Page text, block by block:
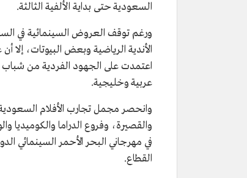
السعودية حتى بداية الألفية الثالثة.
ورغم توقف العروض السينمائية في
الأندية الرياضية وبعض البيوتات،
اعتمدت على الجهود الفردية من
عربية وخليجية.
القطاع.